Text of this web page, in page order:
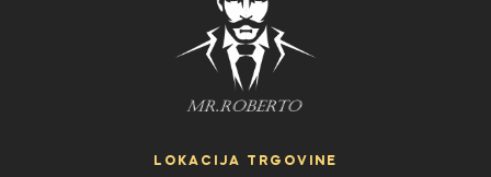
LOKACIJA TRGOVINE